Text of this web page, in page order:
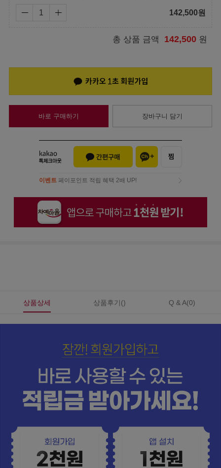
142,500원
총 상품 금액 142,500 원
바로 구매하기 장바구니 담기
이벤트 페이포인트 적립 혜택 2배 UP!
상품상세 상품후기() Q & A(0)